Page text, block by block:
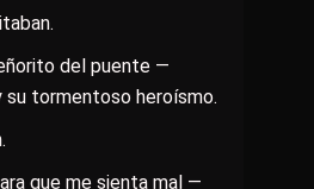
del puente —
su tormentoso heroísmo.
que me sienta mal —